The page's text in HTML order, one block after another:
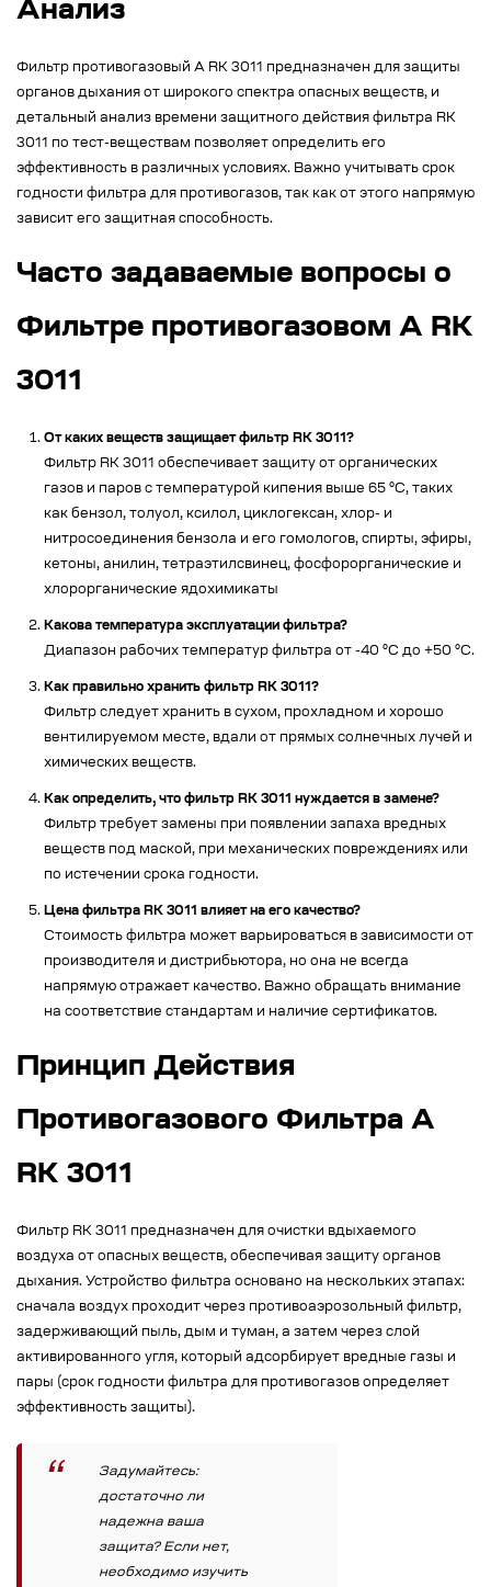
Анализ
Фильтр противогазовый А RK 3011 предназначен для защиты
органов дыхания от широкого спектра опасных веществ, и
детальный анализ времени защитного действия фильтра RK
3011 по тест-веществам позволяет определить его
эффективность в различных условиях. Важно учитывать срок
годности фильтра для противогазов, так как от этого напрямую
зависит его защитная способность.
Часто задаваемые вопросы о
Фильтре противогазовом A RK
3011
От каких веществ защищает фильтр RK 3011?
Фильтр RK 3011 обеспечивает защиту от органических
газов и паров с температурой кипения выше 65 °C, таких
как бензол, толуол, ксилол, циклогексан, хлор- и
нитросоединения бензола и его гомологов, спирты, эфиры,
кетоны, анилин, тетраэтилсвинец, фосфорорганические и
хлорорганические ядохимикаты
Какова температура эксплуатации фильтра?
Диапазон рабочих температур фильтра от -40 °C до +50 °C.
Как правильно хранить фильтр RK 3011?
Фильтр следует хранить в сухом, прохладном и хорошо
вентилируемом месте, вдали от прямых солнечных лучей и
химических веществ.
Как определить, что фильтр RK 3011 нуждается в замене?
Фильтр требует замены при появлении запаха вредных
веществ под маской, при механических повреждениях или
по истечении срока годности.
Цена фильтра RK 3011 влияет на его качество?
Стоимость фильтра может варьироваться в зависимости от
производителя и дистрибьютора, но она не всегда
напрямую отражает качество. Важно обращать внимание
на соответствие стандартам и наличие сертификатов.
Принцип Действия
Противогазового Фильтра А
RK 3011
Фильтр RK 3011 предназначен для очистки вдыхаемого
воздуха от опасных веществ, обеспечивая защиту органов
дыхания. Устройство фильтра основано на нескольких этапах:
сначала воздух проходит через противоаэрозольный фильтр,
задерживающий пыль, дым и туман, а затем через слой
активированного угля, который адсорбирует вредные газы и
пары (срок годности фильтра для противогазов определяет
эффективность защиты).
Задумайтесь:
достаточно ли
надежна ваша
защита? Если нет,
необходимо изучить